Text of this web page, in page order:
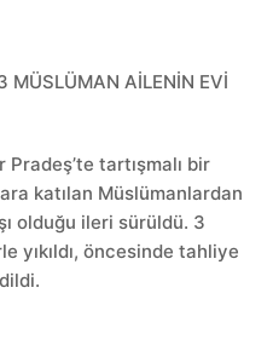
MÜSLÜMAN AİLENİN EVİ
tartışmalı bir
katılan Müslümanlardan
olduğu ileri sürüldü. 3
yıkıldı, öncesinde tahliye